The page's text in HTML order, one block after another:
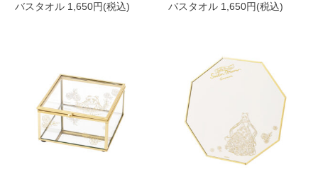
バスタオル 1,650円(税込) バスタオル 1,650円(税込)